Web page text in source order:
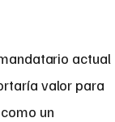
actual
valor para
un